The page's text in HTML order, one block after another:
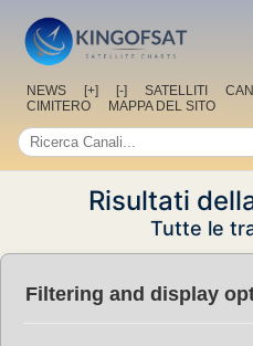
NEWS [+] [-] SATELLITI
CIMITERO
MAPPA DEL SITO
Risultati
Tutte le
Filtering and display